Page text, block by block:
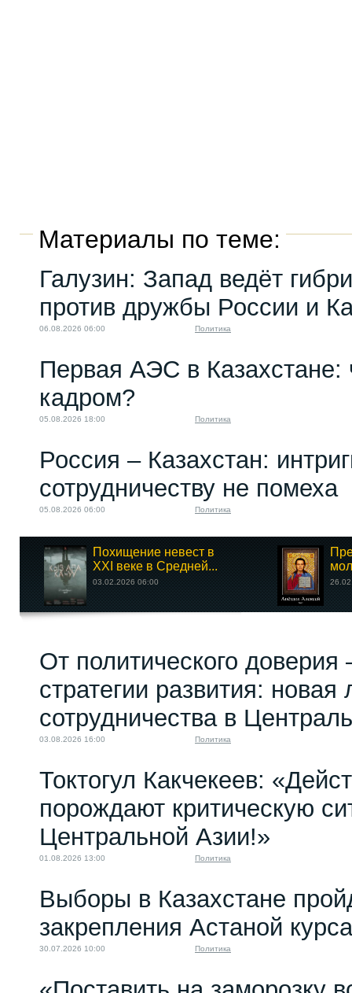
Материалы по теме:
Галузин: Запад ведёт
против дружбы России и
06.08.2026 06:00 Политика
Первая АЭС в Казахстане:
кадром?
05.08.2026 18:00 Политика
Россия – Казахстан:
сотрудничеству не помеха
05.08.2026 06:00 Политика
Похищение невест в
XXI веке в Средней...
03.02.2026 06:00
От политического
стратегии развития: новая
сотрудничества в
03.08.2026 16:00 Политика
Токтогул Какчекеев:
порождают критическую
Центральной Азии!»
01.08.2026 13:00 Политика
Выборы в Казахстане
закрепления Астаной
30.07.2026 10:00 Политика